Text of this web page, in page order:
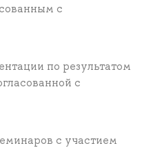
с
по результатом
с
с участием